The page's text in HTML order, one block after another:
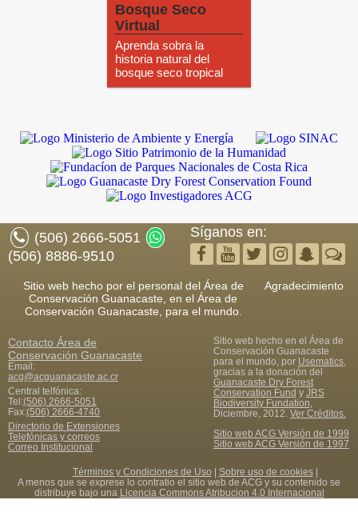
Bosque Seco
Virtual
Aprenda sobra la
historia natural del
bosque seco tropical
(506) 2666-5051
(506) 8886-9510
Síganos en:
Sitio web hecho por el personal del Área de
Conservación Guanacaste, en el Área de
Conservación Guanacaste, para el mundo.
Agradecimiento
Contacto Área de
Conservación Guanacaste
Email:
acg@acguanacaste.ac.cr
Central telfónica:
Tel:(506) 2666-5051
Fax:(506) 2666-4740
Directorio de Extensiones
Telefónicas y correos
Correo Institucional
Sitio web hecho en el Área de
Conservación Guanacaste
para el mundo, por Usematics,
gracias a la donación del
Guanacaste Dry Forest
Conservation Fund y JRS
Biodiversity Fundation
Diciembre, 2012. Ver Créditos.
Sitio web ACG Versión de 1999
Sitio web ACG Versión de 1997
Términos y Condiciones de Uso | Sobre uso de cookies|
A menos que se exprese lo contratio el sitio web de ACG y su contenido se
distribuye bajo una Licencia Commons Atribucion 4.0 Internacional